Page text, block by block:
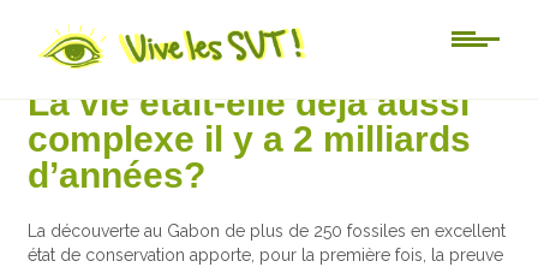
Actu-sciences
La vie était-elle déjà aussi
complexe il y a 2 milliards
d’années?
La découverte au Gabon de plus de 250 fossiles en excellent
état de conservation apporte, pour la première fois, la preuve